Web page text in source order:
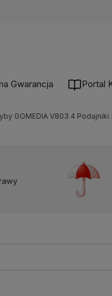
produkty do
Gwarancja Portal
GOMEDIA V803 4 Podajniki